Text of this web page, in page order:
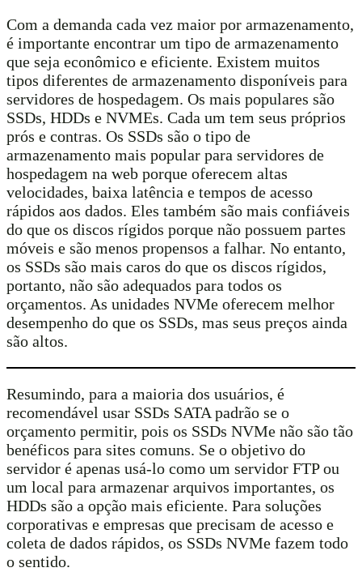
Com a demanda cada vez maior por armazenamento,
é importante encontrar um tipo de armazenamento
que seja econômico e eficiente. Existem muitos
tipos diferentes de armazenamento disponíveis para
servidores de hospedagem. Os mais populares são
SSDs, HDDs e NVMEs. Cada um tem seus próprios
prós e contras. Os SSDs são o tipo de
armazenamento mais popular para servidores de
hospedagem na web porque oferecem altas
velocidades, baixa latência e tempos de acesso
rápidos aos dados. Eles também são mais confiáveis ​​
do que os discos rígidos porque não possuem partes
móveis e são menos propensos a falhar. No entanto,
os SSDs são mais caros do que os discos rígidos,
portanto, não são adequados para todos os
orçamentos. As unidades NVMe oferecem melhor
desempenho do que os SSDs, mas seus preços ainda
são altos.
Resumindo, para a maioria dos usuários, é
recomendável usar SSDs SATA padrão se o
orçamento permitir, pois os SSDs NVMe não são tão
benéficos para sites comuns. Se o objetivo do
servidor é apenas usá-lo como um servidor FTP ou
um local para armazenar arquivos importantes, os
HDDs são a opção mais eficiente. Para soluções
corporativas e empresas que precisam de acesso e
coleta de dados rápidos, os SSDs NVMe fazem todo
o sentido.